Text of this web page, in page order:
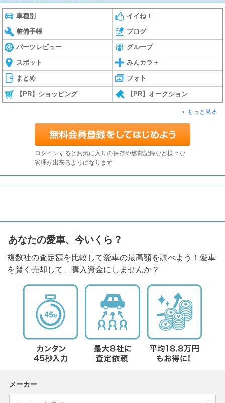
車種別 イイね！
整備手帳 ブログ
パーツレビュー グループ
スポット みんカラ＋
まとめ フォト
【PR】ショッピング 【PR】オークション
もっと見る
ログインするとお気に入りの保存や燃費記録など様々な
管理が出来るようになります
あなたの愛車、今いくら？
複数社の査定額を比較して愛車の最高額を調べよう！愛車
を賢く売却して、購入資金にしませんか？
メーカー